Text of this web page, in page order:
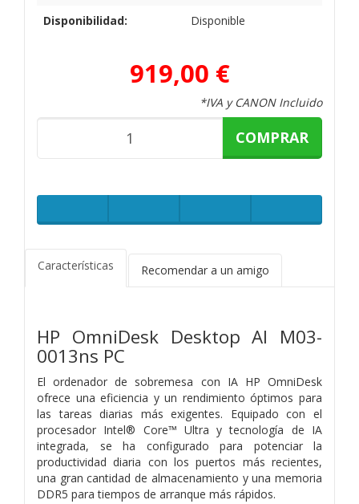
Disponibilidad:
Disponible
919,00 €
*IVA y CANON Incluido
COMPRAR
Características Recomendar a un amigo
HP OmniDesk Desktop AI M03-
0013ns PC
El ordenador de sobremesa con IA HP OmniDesk
ofrece una eficiencia y un rendimiento óptimos para
las tareas diarias más exigentes. Equipado con el
procesador Intel® Core™ Ultra y tecnología de IA
integrada, se ha configurado para potenciar la
productividad diaria con los puertos más recientes,
una gran cantidad de almacenamiento y una memoria
DDR5 para tiempos de arranque más rápidos.